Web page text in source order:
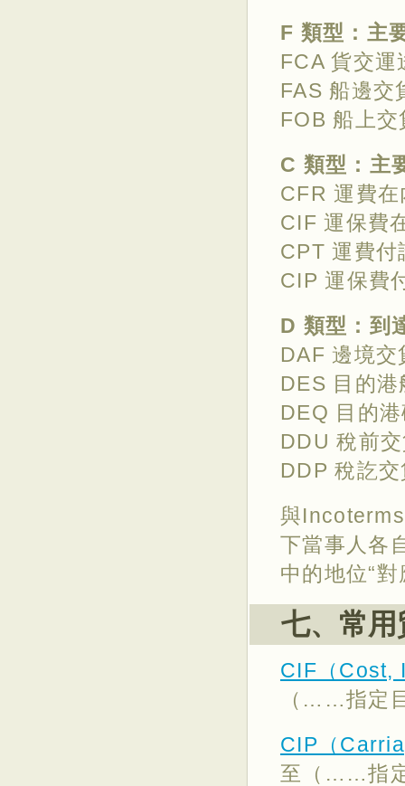
F 類型：主
FCA 貨交
FAS 船邊
FOB 船上
C 類型：主
CFR 運費
CIF 運保費
CPT 運費
CIP 運保費
D 類型：到
DAF 邊境
DES 目的
DEQ 目的
DDU 稅前
DDP 稅訖
與
下當事人各
中的地位“
七、常
CIF（Cost,
（……指定
CIP（
至（……指